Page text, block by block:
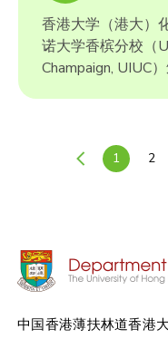
香港大学（港大）
诺大学香槟分校（
Champaign, UIUC
1 2
中国香港薄扶林道香港